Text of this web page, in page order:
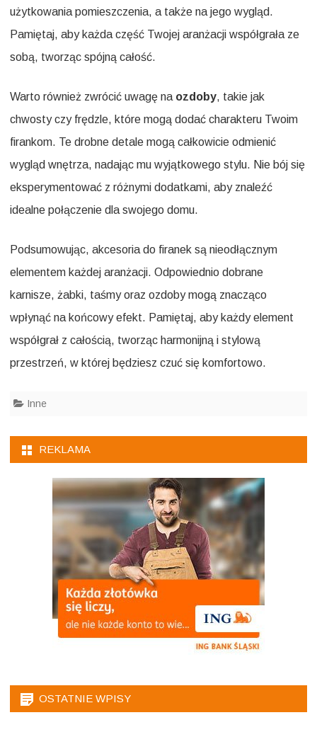
użytkowania pomieszczenia, a także na jego wygląd.
Pamiętaj, aby każda część Twojej aranżacji współgrała ze
sobą, tworząc spójną całość.
Warto również zwrócić uwagę na ozdoby, takie jak
chwosty czy frędzle, które mogą dodać charakteru Twoim
firankom. Te drobne detale mogą całkowicie odmienić
wygląd wnętrza, nadając mu wyjątkowego stylu. Nie bój się
eksperymentować z różnymi dodatkami, aby znaleźć
idealne połączenie dla swojego domu.
Podsumowując, akcesoria do firanek są nieodłącznym
elementem każdej aranżacji. Odpowiednio dobrane
karnisze, żabki, taśmy oraz ozdoby mogą znacząco
wpłynąć na końcowy efekt. Pamiętaj, aby każdy element
współgrał z całością, tworząc harmonijną i stylową
przestrzeń, w której będziesz czuć się komfortowo.
Inne
REKLAMA
OSTATNIE WPISY